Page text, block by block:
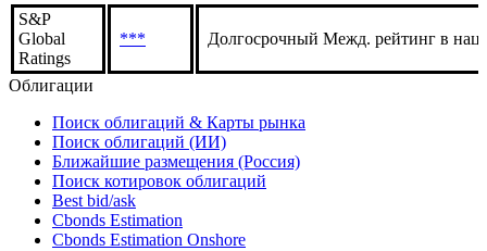
S&P
Global
Ratings
*** Долгосрочный Межд. рейтинг в
Облигации
Поиск облигаций & Карты рынка
Поиск облигаций (ИИ)
Ближайшие размещения (Россия)
Поиск котировок облигаций
Best bid/ask
Cbonds Estimation
Cbonds Estimation Onshore